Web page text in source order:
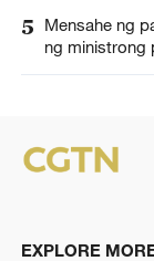
5
Mensahe ng
ng ministrong
EXPLORE